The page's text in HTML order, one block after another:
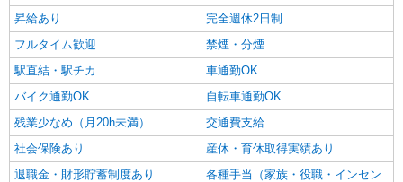
キープ 詳細を見る
昇給あり
完全週休2日制
フルタイム歓迎
禁煙・分煙
駅直結・駅チカ
車通勤OK
バイク通勤OK
自転車通勤OK
残業少なめ（月20h未満）
交通費支給
社会保険あり
産休・育休取得実績あり
退職金・財形貯蓄制度あり
各種手当（家族・役職・インセン